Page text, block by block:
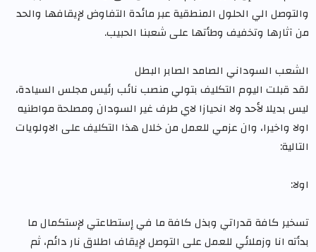
والتوصل الي الحلول المنطقية عبر مائدة التفاوض لإيقافها والحد
من آثارها وتخفيف وطأتها على شعبنا الحبيب.
الشعب السوداني الصامد الصابر البطل
لقد قبلت اليوم التكليف بتولي منصب نائب رئيس مجلس السيادة،
ليس بديلا لأحد ولا انحيازا لاي طرف غير السودان ومصلحة مواطنيه
اولا واخيرا، وان عزمي للعمل من خلال هذا التكليف على الاولويات
التالية:
اولا:
تسخير كافة قدراتي وبذل كافة ما في إستطاعتي لإستكمال ما
بدأته انا وزملائي للعمل على التوصل لإيقاف اطلاق نار دائم، ثم